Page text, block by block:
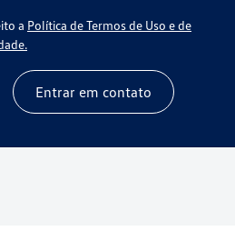
a Política de Termos de Uso e de
Entrar em contato